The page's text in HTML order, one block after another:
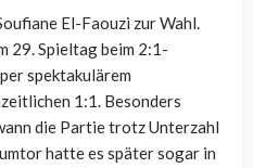
El-Faouzi zur Wahl.
Spieltag beim 2:1-
spektakulärem
1:1. Besonders
die Partie trotz Unterzahl
hatte es später sogar in